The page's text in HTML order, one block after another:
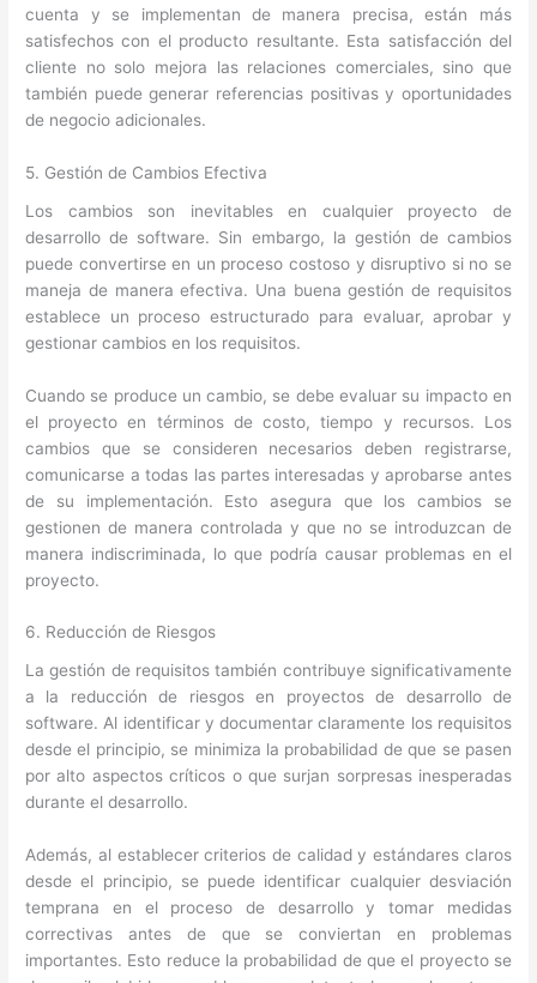
cuenta y se implementan de manera precisa, están más
satisfechos con el producto resultante. Esta satisfacción del
cliente no solo mejora las relaciones comerciales, sino que
también puede generar referencias positivas y oportunidades
de negocio adicionales.
5. Gestión de Cambios Efectiva
Los cambios son inevitables en cualquier proyecto de
desarrollo de software. Sin embargo, la gestión de cambios
puede convertirse en un proceso costoso y disruptivo si no se
maneja de manera efectiva. Una buena gestión de requisitos
establece un proceso estructurado para evaluar, aprobar y
gestionar cambios en los requisitos.
Cuando se produce un cambio, se debe evaluar su impacto en
el proyecto en términos de costo, tiempo y recursos. Los
cambios que se consideren necesarios deben registrarse,
comunicarse a todas las partes interesadas y aprobarse antes
de su implementación. Esto asegura que los cambios se
gestionen de manera controlada y que no se introduzcan de
manera indiscriminada, lo que podría causar problemas en el
proyecto.
6. Reducción de Riesgos
La gestión de requisitos también contribuye significativamente
a la reducción de riesgos en proyectos de desarrollo de
software. Al identificar y documentar claramente los requisitos
desde el principio, se minimiza la probabilidad de que se pasen
por alto aspectos críticos o que surjan sorpresas inesperadas
durante el desarrollo.
Además, al establecer criterios de calidad y estándares claros
desde el principio, se puede identificar cualquier desviación
temprana en el proceso de desarrollo y tomar medidas
correctivas antes de que se conviertan en problemas
importantes. Esto reduce la probabilidad de que el proyecto se